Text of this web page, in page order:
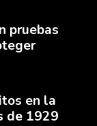
pruebas
en la
de 1929